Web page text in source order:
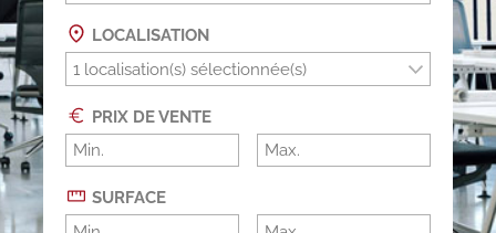
LOCALISATION
PRIX DE VENTE
SURFACE